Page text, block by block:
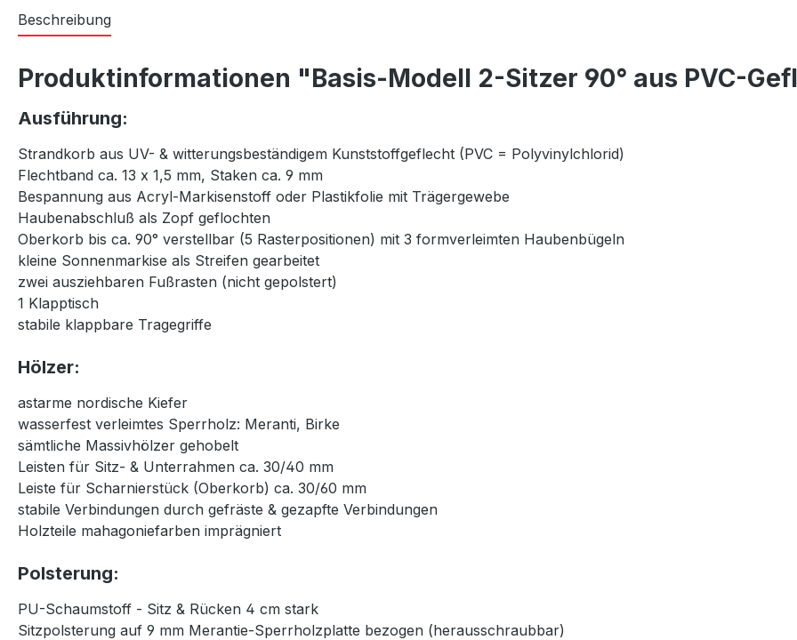
Beschreibung
Produktinformationen "Basis-Modell 2-Sitzer 90° aus PVC-
Ausführung:
Strandkorb aus UV- & witterungsbeständigem Kunststoffgeflecht (PVC = Polyvinylchlorid)
Flechtband ca. 13 x 1,5 mm, Staken ca. 9 mm
Bespannung aus Acryl-Markisenstoff oder Plastikfolie mit Trägergewebe
Haubenabschluß als Zopf geflochten
Oberkorb bis ca. 90° verstellbar (5 Rasterpositionen) mit 3 formverleimten Haubenbügeln
kleine Sonnenmarkise als Streifen gearbeitet
zwei ausziehbaren Fußrasten (nicht gepolstert)
1 Klapptisch
stabile klappbare Tragegriffe
Hölzer:
astarme nordische Kiefer
wasserfest verleimtes Sperrholz: Meranti, Birke
sämtliche Massivhölzer gehobelt
Leisten für Sitz- & Unterrahmen ca. 30/40 mm
Leiste für Scharnierstück (Oberkorb) ca. 30/60 mm
stabile Verbindungen durch gefräste & gezapfte Verbindungen
Holzteile mahagoniefarben imprägniert
Polsterung:
PU-Schaumstoff - Sitz & Rücken 4 cm stark
Sitzpolsterung auf 9 mm Merantie-Sperrholzplatte bezogen (herausschraubbar)